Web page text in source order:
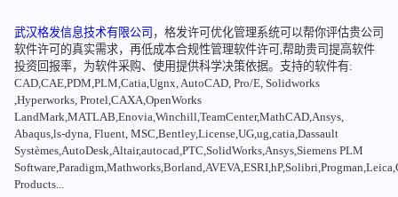
武汉格发信息技术有限公司 ，格发许可优化管理系统可以帮你评估贵公司
软件许可的真实需求，再低成本合规性管理软件许可,帮助贵司提高软件
投资回报率，为软件采购、使用提供科学决策依据。支持的软件有:
CAD,CAE,PDM,PLM,Catia,Ugnx, AutoCAD, Pro/E, Solidworks
,Hyperworks, Protel,CAXA,OpenWorks
LandMark,MATLAB,Enovia,Winchill,TeamCenter,MathCAD,Ansys,
Abaqus,ls-dyna, Fluent, MSC,Bentley,License,UG,ug,catia,Dassault
Systèmes,AutoDesk,Altair,autocad,PTC,SolidWorks,Ansys,Siemens PLM
Products...